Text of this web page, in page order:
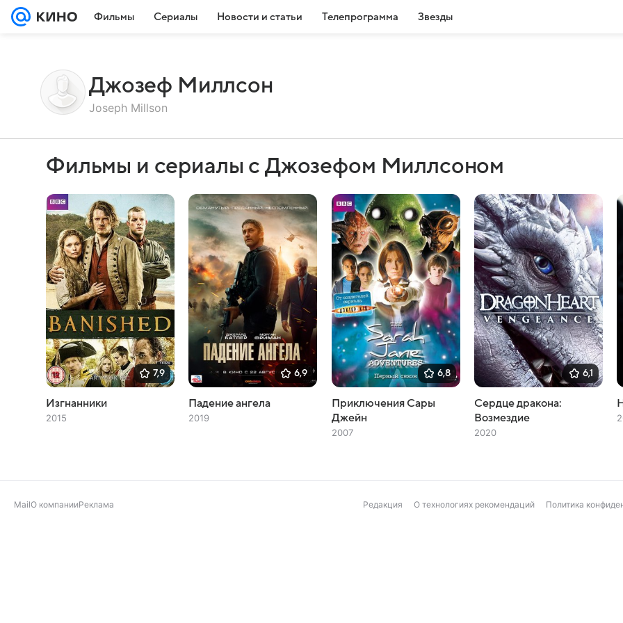
Фильмы Сериалы Новости и статьи Телепрограмма Звезды
Джозеф Миллсон
Joseph Millson
Фильмы и сериалы с Джозефом Миллсоном
7,9
Изгнанники
2015
6,9
Падение ангела
2019
6,8
Приключения Сары
Джейн
2007
6,1
Сердце дракона:
Возмездие
2020
MailО компанииРеклама Редакция О технологиях рекомендаций Политика